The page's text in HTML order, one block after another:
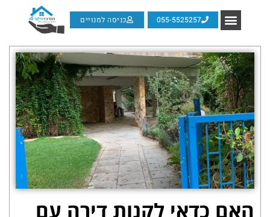
055-5525257 כניסה למנויים
האם כדאי לקנות דירה עם